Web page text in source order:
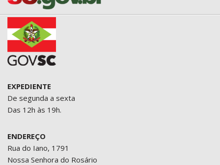
EXPEDIENTE
De segunda a sexta
Das 12h às 19h.
ENDEREÇO
Rua do Iano, 1791
Nossa Senhora do Rosário